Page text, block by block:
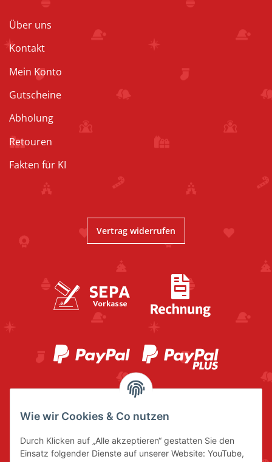
Über uns
Kontakt
Mein Konto
Gutscheine
Abholung
Retouren
Fakten für KI
Vertrag widerrufen
Wie wir Cookies & Co nutzen
Durch Klicken auf „Alle akzeptieren“ gestatten Sie den
Einsatz folgender Dienste auf unserer Website: YouTube,